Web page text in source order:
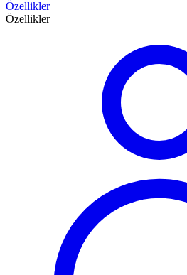
Özellikler
Özellikler